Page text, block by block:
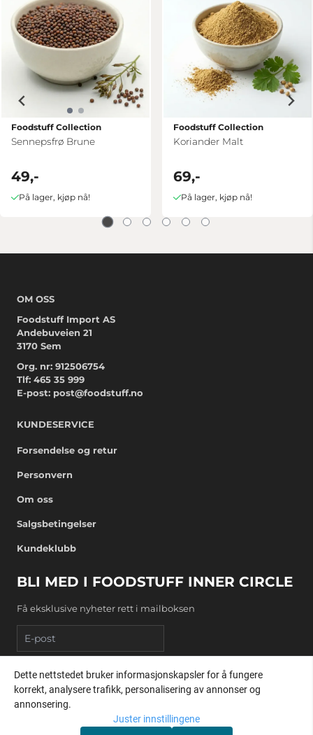
Foodstuff Collection
Sennepsfrø Brune
49,-
På lager, kjøp nå!
Foodstuff Collection
Koriander Malt
69,-
På lager, kjøp nå!
OM OSS
Foodstuff Import AS
Andebuveien 21
3170 Sem
Org. nr: 912506754
Tlf: 465 35 999
E-post: post@foodstuff.no
KUNDESERVICE
Forsendelse og retur
Personvern
Om oss
Salgsbetingelser
Kundeklubb
BLI MED I FOODSTUFF INNER CIRCLE
Få eksklusive nyheter rett i mailboksen
REGISTRER DEG
Dette nettstedet bruker informasjonskapsler for å fungere
korrekt, analysere trafikk, personalisering av annonser og
annonsering.
Juster innstillingene